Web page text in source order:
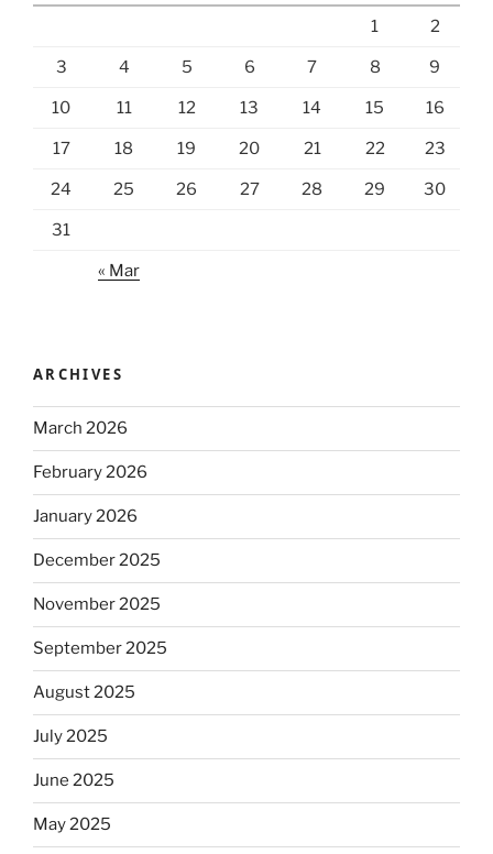
1 2
3 4 5 6 7 8 9
10 11 12 13 14 15 16
17 18 19 20 21 22 23
24 25 26 27 28 29 30
31
« Mar
ARCHIVES
March 2026
February 2026
January 2026
December 2025
November 2025
September 2025
August 2025
July 2025
June 2025
May 2025